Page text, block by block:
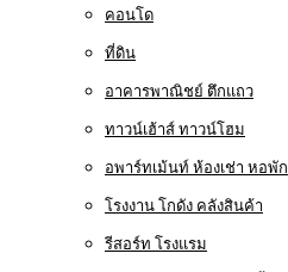
คอนโด
ที่ดิน
อาคารพาณิชย์ ตึกแถว
ทาวน์เฮ้าส์ ทาวน์โฮม
อพาร์ทเม้นท์ ห้องเช่า หอพัก
โรงงาน โกดัง คลังสินค้า
รีสอร์ท โรงแรม